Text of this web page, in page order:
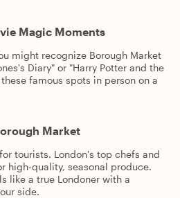
Magic Moments
might recognize Borough Market
Diary" or "Harry Potter and the
famous spots in person on a
Market
tourists. London's top chefs and
high-quality, seasonal produce.
like a true Londoner with a
side.